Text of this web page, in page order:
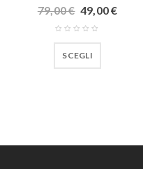
79,00€ 49,00€
SCEGLI